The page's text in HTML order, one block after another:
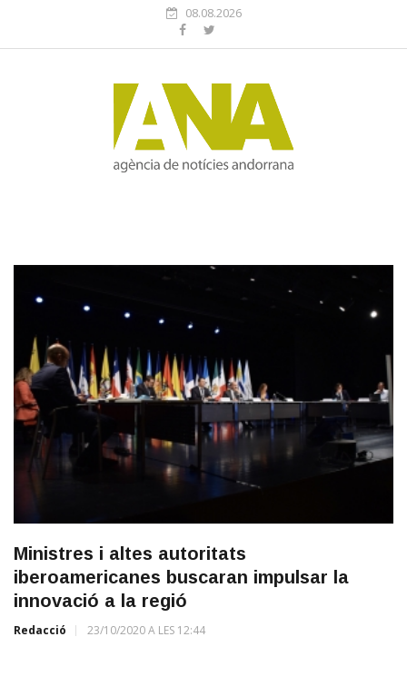
08.08.2026
Ministres i altes autoritats
iberoamericanes buscaran impulsar la
innovació a la regió
Redacció 23/10/2020 A LES 12:44